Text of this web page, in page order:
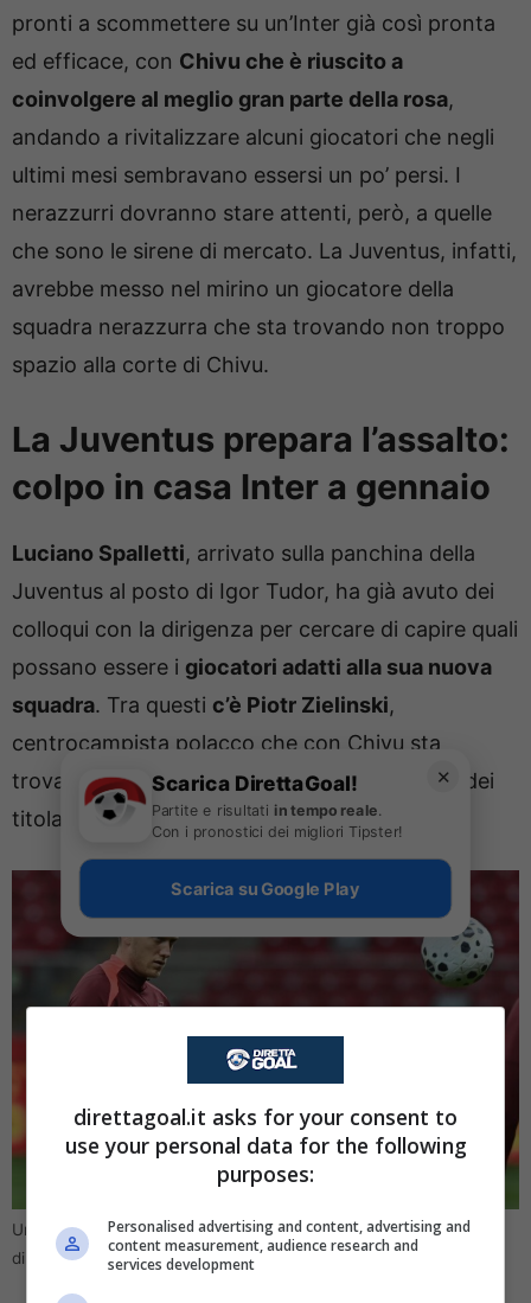
pronti a scommettere su un’Inter già così pronta
ed efficace, con Chivu che è riuscito a
coinvolgere al meglio gran parte della rosa,
andando a rivitalizzare alcuni giocatori che negli
ultimi mesi sembravano essersi un po’ persi. I
nerazzurri dovranno stare attenti, però, a quelle
che sono le sirene di mercato. La Juventus, infatti,
avrebbe messo nel mirino un giocatore della
squadra nerazzurra che sta trovando non troppo
spazio alla corte di Chivu.
La Juventus prepara l’assalto:
colpo in casa Inter a gennaio
Luciano Spalletti, arrivato sulla panchina della
Juventus al posto di Igor Tudor, ha già avuto dei
colloqui con la dirigenza per cercare di capire quali
possano essere i giocatori adatti alla sua nuova
squadra. Tra questi c’è Piotr Zielinski,
centrocampista polacco che con Chivu sta
trovando spazio, ma non sembra essere uno dei
titolari inamovibili dei vice campioni d’Italia.
Un big dell’Inter nel mirino della Juventus (Ansa Foto) –
direttagoal.it
✕
Scarica DirettaGoal!
Partite e risultati in tempo reale.
Con i pronostici dei migliori Tipster!
Scarica su Google Play
direttagoal.it asks for your consent to
use your personal data for the following
purposes:
Personalised advertising and content, advertising and
content measurement, audience research and
services development